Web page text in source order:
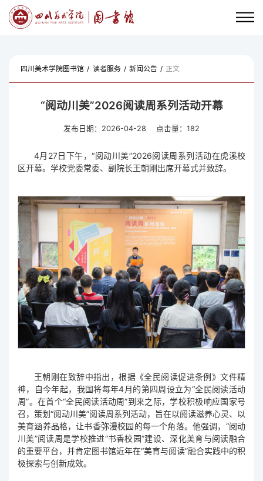
四川美术学院图书馆 / 读者服务 / 新闻公告 / 正文
“阅动川美”2026阅读周系列活动开幕
发布日期：2026-04-28 点击量： 182
4月27日下午，“阅动川美”2026阅读周系列活动在虎溪校
区开幕。学校党委常委、副院长王朝刚出席开幕式并致辞。
王朝刚在致辞中指出，根据《全民阅读促进条例》文件精
神，自今年起，我国将每年4月的第四周设立为“全民阅读活动
周”。在首个“全民阅读活动周”到来之际，学校积极响应国家号
召，策划“阅动川美”阅读周系列活动，旨在以阅读滋养心灵、以
美育涵养品格，让书香弥漫校园的每一个角落。他强调，“阅动
川美”阅读周是学校推进“书香校园”建设、深化美育与阅读融合
的重要平台，并肯定图书馆近年在“美育与阅读”融合实践中的积
极探索与创新成效。